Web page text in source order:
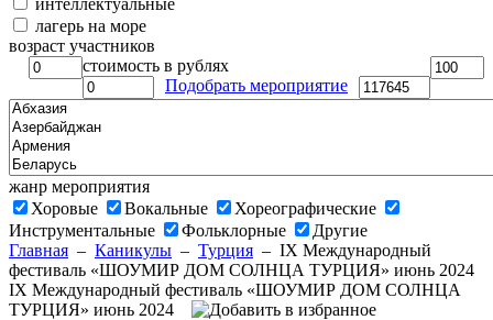
интеллектуальные
лагерь на море
возраст участников
стоимость в рублях
Подобрать мероприятие
жанр мероприятия
Хоровые
Вокальные
Хореографические
Инструментальные
Фольклорные
Другие
Главная – Каникулы – Турция – IX Международный
фестиваль «ШОУМИР ДОМ СОЛНЦА ТУРЦИЯ» июнь 2024
IX Международный фестиваль «ШОУМИР ДОМ СОЛНЦА
ТУРЦИЯ» июнь 2024